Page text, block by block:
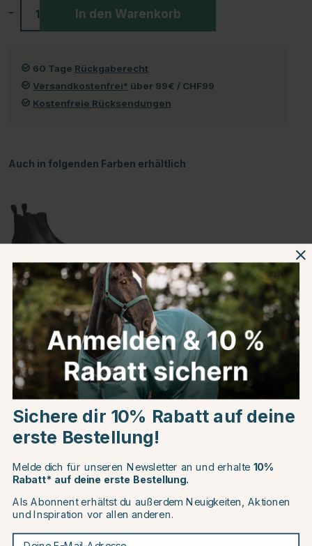
- In den Warenkorb
60 Tage Rückgaberecht
Versandkostenfrei* über 99€ / CHF99
Kostenfreie Rücksendungen
Auch in folgenden Farben erhältlich
Schwarz
Produktinformationen
Über die Marke
Kundenbewertungen
Andere Produkte, die Ihnen gefallen könnten
20
Choose country
EU
Continue to equinest.de
Sichere dir 10% Rabatt auf deine
erste Bestellung!
Melde dich für unseren Newsletter an und erhalte 10%
Rabatt* auf deine erste Bestellung.
Als Abonnent erhältst du außerdem Neuigkeiten, Aktionen
und Inspiration vor allen anderen.
Deine E-Mail-Adresse